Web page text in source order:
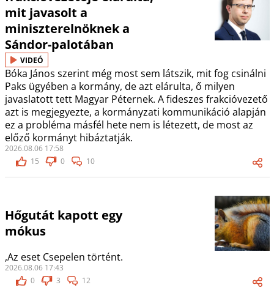
mit javasolt a
miniszterelnöknek a
Sándor-palotában
VIDEÓ
Bóka János szerint még most sem látszik, mit fog csinálni
Paks ügyében a kormány, de azt elárulta, ő milyen
javaslatott tett Magyar Péternek. A fideszes frakcióvezető
azt is megjegyezte, a kormányzati kommunikáció alapján
ez a probléma másfél hete nem is létezett, de most az
előző kormányt hibáztatják.
2026.08.06 17:58
15
0 10
Hőgutát kapott egy
mókus
,Az eset Csepelen történt.
2026.08.06 17:43
0
3 12